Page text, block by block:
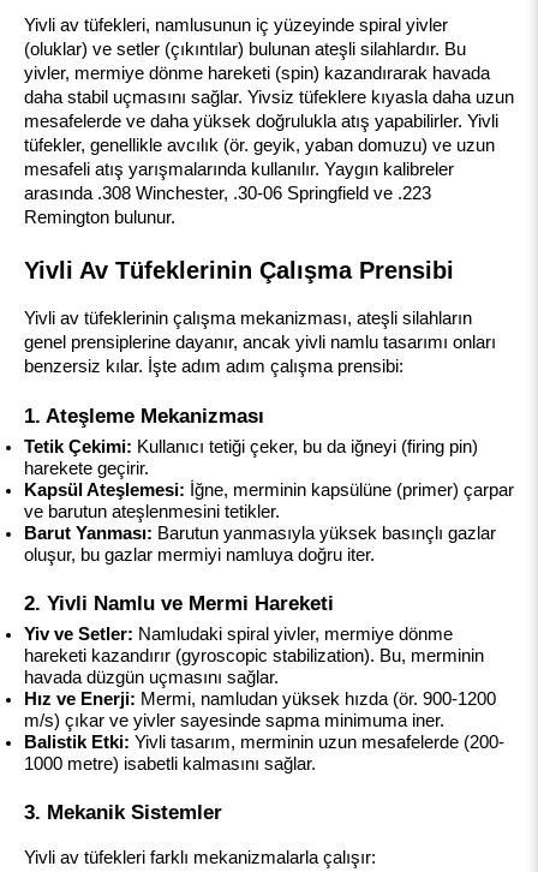
Yivli av tüfekleri, namlusunun iç yüzeyinde spiral yivler
(oluklar) ve setler (çıkıntılar) bulunan ateşli silahlardır. Bu
yivler, mermiye dönme hareketi (spin) kazandırarak havada
daha stabil uçmasını sağlar. Yivsiz tüfeklere kıyasla daha uzun
mesafelerde ve daha yüksek doğrulukla atış yapabilirler. Yivli
tüfekler, genellikle avcılık (ör. geyik, yaban domuzu) ve uzun
mesafeli atış yarışmalarında kullanılır. Yaygın kalibreler
arasında .308 Winchester, .30-06 Springfield ve .223
Remington bulunur.
Yivli Av Tüfeklerinin Çalışma Prensibi
Yivli av tüfeklerinin çalışma mekanizması, ateşli silahların
genel prensiplerine dayanır, ancak yivli namlu tasarımı onları
benzersiz kılar. İşte adım adım çalışma prensibi:
1. Ateşleme Mekanizması
Tetik Çekimi: Kullanıcı tetiği çeker, bu da iğneyi (firing pin)
harekete geçirir.
Kapsül Ateşlemesi: İğne, merminin kapsülüne (primer) çarpar
ve barutun ateşlenmesini tetikler.
Barut Yanması: Barutun yanmasıyla yüksek basınçlı gazlar
oluşur, bu gazlar mermiyi namluya doğru iter.
2. Yivli Namlu ve Mermi Hareketi
Yiv ve Setler: Namludaki spiral yivler, mermiye dönme
hareketi kazandırır (gyroscopic stabilization). Bu, merminin
havada düzgün uçmasını sağlar.
Hız ve Enerji: Mermi, namludan yüksek hızda (ör. 900-1200
m/s) çıkar ve yivler sayesinde sapma minimuma iner.
Balistik Etki: Yivli tasarım, merminin uzun mesafelerde (200-
1000 metre) isabetli kalmasını sağlar.
3. Mekanik Sistemler
Yivli av tüfekleri farklı mekanizmalarla çalışır: